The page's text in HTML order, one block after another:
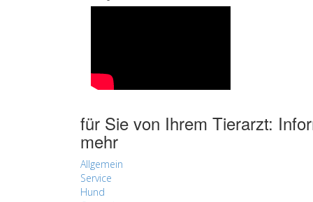
für Sie von Ihrem Tierarzt:
mehr
Allgemein
Service
Hund